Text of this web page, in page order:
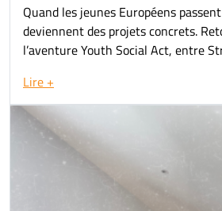
Quand les jeunes Européens
deviennent des projets concrets.
l’aventure Youth Social Act, entre
Lire +